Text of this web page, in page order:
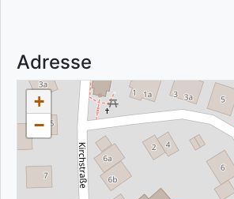
Adresse
+
−